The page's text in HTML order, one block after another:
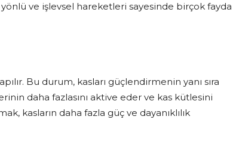
ve işlevsel hareketleri sayesinde birçok fayda
Bu durum, kasları güçlendirmenin yanı sıra
daha fazlasını aktive eder ve kas kütlesini
kasların daha fazla güç ve dayanıklılık